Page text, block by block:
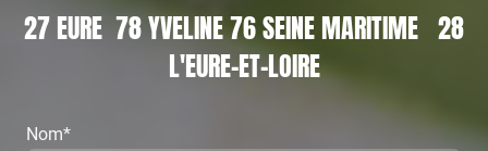
27 EURE 78 YVELINE 76 SEINE MARITIME 28
L'EURE-ET-LOIRE
Nom*